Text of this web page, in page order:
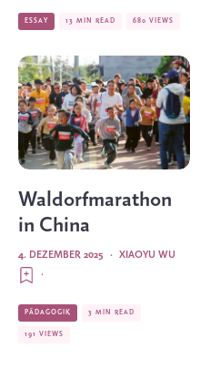
ESSAY 13 MIN READ 680 VIEWS
Waldorfmarathon
in China
XIAOYU WU
·
4. DEZEMBER 2025
·
PÄDAGOGIK 3 MIN READ
191 VIEWS